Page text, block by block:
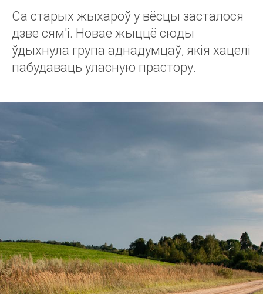
Са старых жыхароў у вёсцы засталося
дзве сям'і. Новае жыццё сюды
ўдыхнула група аднадумцаў, якія хацелі
пабудаваць уласную прастору.